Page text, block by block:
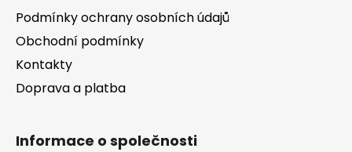
Podmínky ochrany osobních údajů
Obchodní podmínky
Kontakty
Doprava a platba
Informace o společnosti